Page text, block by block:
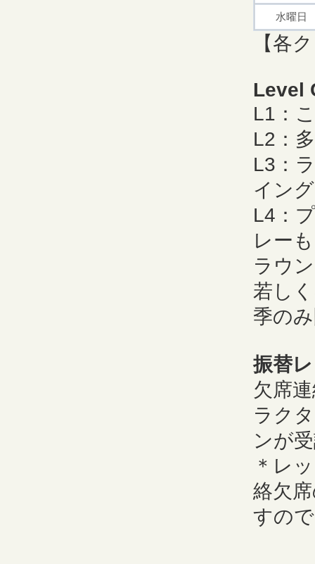
水曜日
【各
Level
L1：
L2：
L3：
イン
L4：
レー
ラウ
若し
季の
振替
欠席
ラク
ンが
＊レ
絡欠
すの